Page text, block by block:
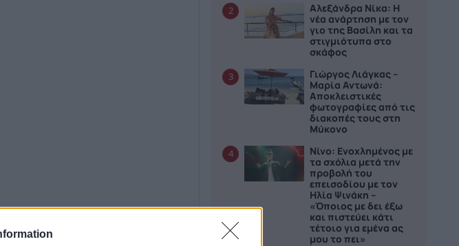
2
Αλεξάνδρα Νίκα: Η
νέα ανάρτηση με τον
γιο της Βασίλη και τα
στιγμιότυπα στο
σκάφος
3
Γιώργος Λιάγκας –
Μαρία Αντωνά:
Αποκλειστικές
φωτογραφίες από τις
διακοπές τους στη
Μύκονο
4
Νίνο: Ενοχλημένος με
τα σχόλια μετά την
προβολή του
επεισοδίου με τον
Ηλία Ψινάκη –
«Όποιος με δει έξω
και πιστεύει κάτι
τέτοιο για εμένα ας
μου το πει»